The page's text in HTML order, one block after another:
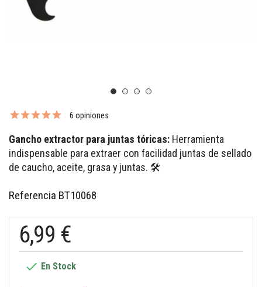
6 opiniones
Gancho extractor para juntas tóricas: Herramienta
indispensable para extraer con facilidad juntas de sellado
de caucho, aceite, grasa y juntas. 🛠️
Referencia BT10068
6,99 €
 En Stock